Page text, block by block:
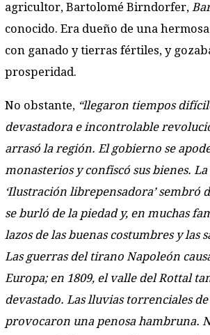
agricultor, Bartolomé Birndorfer,
conocido. Era dueño de una
con ganado y tierras fértiles, y
prosperidad.
No obstante, “llegaron tiempos
devastadora e incontrolable
arrasó la región. El gobierno se
monasterios y confiscó sus bienes.
‘Ilustración librepensadora’ sembró
se burló de la piedad y, en muchas
lazos de las buenas costumbres y las
Las guerras del tirano Napoleón
Europa; en 1809, el valle del Rottal
devastado. Las lluvias torrenciales de
provocaron una penosa hambruna.